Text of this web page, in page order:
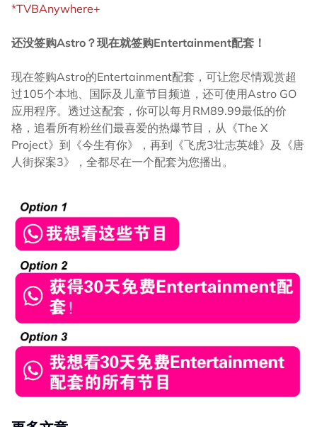
*TVBAnywhere+
还没签购Astro？现在就签购Entertainment配套！
现在签购Astro的Entertainment配套，可让您尽情观赏超
过105个本地、国际及儿童节目频道，还可使用Astro GO
应用程序。透过这配套，你可以每月RM89.99最低的价
格，追看所有粉丝们最喜爱的热爆节目，从《The X
Project》到《今生有你》，再到《飞虎3壮志英雄》及《唐
人街探案3》，全都尽在一个配套为您播出。